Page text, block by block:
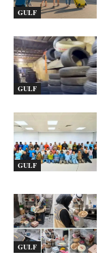
GULF
GULF
GULF
GULF